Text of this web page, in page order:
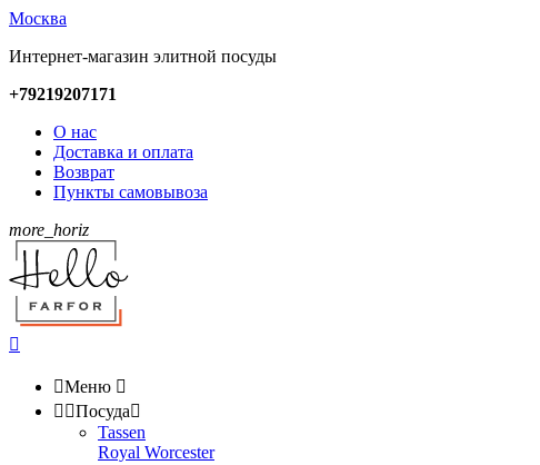
Москва
Интернет-магазин элитной посуды
+79219207171
О нас
Доставка и оплата
Возврат
Пункты самовывоза
more_horiz

Меню 
 Посуда
Tassen
Royal Worcester